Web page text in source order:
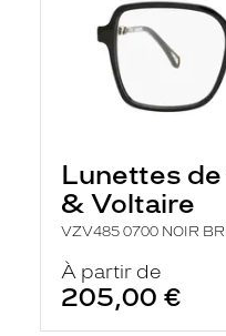
Lunettes
& Voltaire
VZV485 0700 NOIR
À partir de
205,00 €